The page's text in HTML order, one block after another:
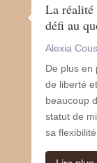
La réalité
défi au
Alexia
De plus en
de liberté
beaucoup
statut de
sa